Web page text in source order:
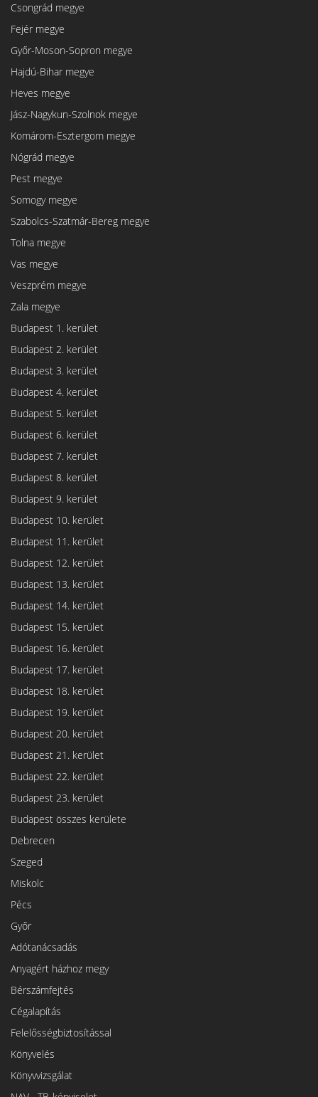
Csongrád megye
Fejér megye
Győr-Moson-Sopron megye
Hajdú-Bihar megye
Heves megye
Jász-Nagykun-Szolnok megye
Komárom-Esztergom megye
Nógrád megye
Pest megye
Somogy megye
Szabolcs-Szatmár-Bereg megye
Tolna megye
Vas megye
Veszprém megye
Zala megye
Budapest 1. kerület
Budapest 2. kerület
Budapest 3. kerület
Budapest 4. kerület
Budapest 5. kerület
Budapest 6. kerület
Budapest 7. kerület
Budapest 8. kerület
Budapest 9. kerület
Budapest 10. kerület
Budapest 11. kerület
Budapest 12. kerület
Budapest 13. kerület
Budapest 14. kerület
Budapest 15. kerület
Budapest 16. kerület
Budapest 17. kerület
Budapest 18. kerület
Budapest 19. kerület
Budapest 20. kerület
Budapest 21. kerület
Budapest 22. kerület
Budapest 23. kerület
Budapest összes kerülete
Debrecen
Szeged
Miskolc
Pécs
Győr
Adótanácsadás
Anyagért házhoz megy
Bérszámfejtés
Cégalapítás
Felelősségbiztosítással
Könyvelés
Könyvvizsgálat